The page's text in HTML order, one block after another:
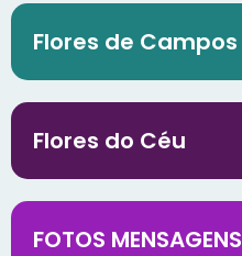
Flores de Campos
Flores do Céu
FOTOS MENSAGENS